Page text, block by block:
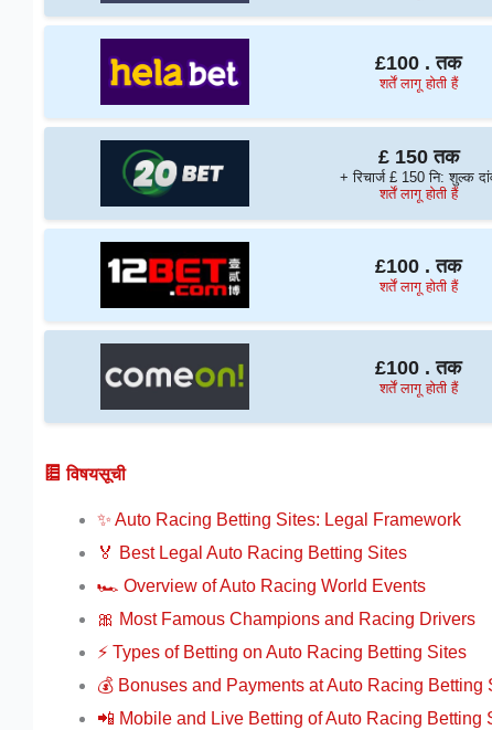
£100 . तक
शर्तें लागू होती हैं
£ 150 तक
+ रिचार्ज £ 150 नि: शुल्क
शर्तें लागू होती हैं
£100 . तक
शर्तें लागू होती हैं
£100 . तक
शर्तें लागू होती हैं
विषयसूची
✨ Auto Racing Betting Sites: Legal Framework
🏅 Best Legal Auto Racing Betting Sites
🏎️ Overview of Auto Racing World Events
🎀 Most Famous Champions and Racing Drivers
⚡️ Types of Betting on Auto Racing Betting Sites
💰 Bonuses and Payments at Auto Racing Betting
📲 Mobile and Live Betting of Auto Racing Betting